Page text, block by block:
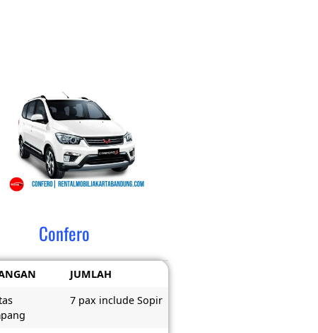
Confero
JUMLAH
7 pax include Sopir